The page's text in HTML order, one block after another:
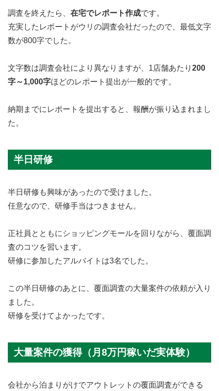
調査を終えたら、 在宅でレポート作成です。
充実したレポートがウリの調査会社だったので、最低文字
数が800字でした。
文字数は調査会社により異なりますが、1店舗あたり 200
字～1,000字ほどのレポート提出が一般的です。
納期までにレポートを提出すると、報酬が振り込まれまし
た。
半日研修
半日研修も興味があったので受けました。
任意なので、研修手当はつきません。
正社員とともにショッピングモールを回りながら、覆面調
査のコツを習います。
研修に参加したアルバイトは3名でした。
この半日研修のあとに、覆面調査の大量案件の依頼が入り
ました。
研修を受けてよかったです。
大量案件の獲得（月8万円稼いだ実体験）
会社から泊まりがけでアウトレットの覆面調査ができる